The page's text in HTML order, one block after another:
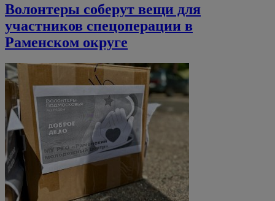
Волонтеры соберут вещи для
участников спецоперации в
Раменском округе